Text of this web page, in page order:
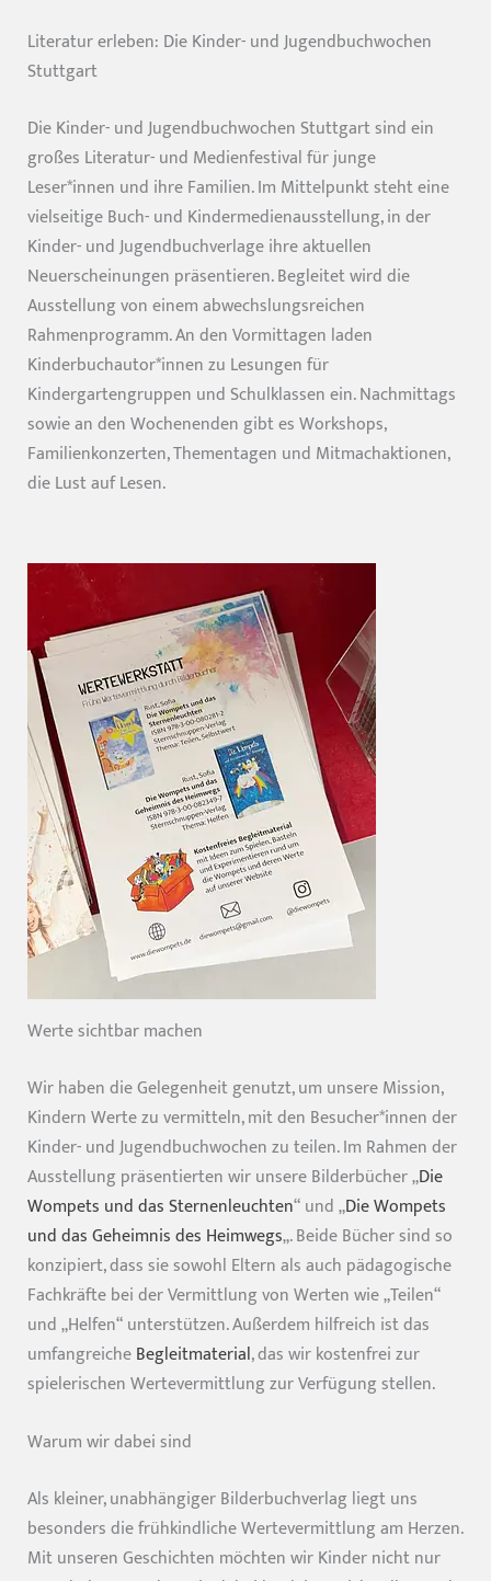
Literatur erleben: Die Kinder- und Jugendbuchwochen
Stuttgart
Die Kinder- und Jugendbuchwochen Stuttgart sind ein
großes Literatur- und Medienfestival für junge
Leser*innen und ihre Familien. Im Mittelpunkt steht eine
vielseitige Buch- und Kindermedienausstellung, in der
Kinder- und Jugendbuchverlage ihre aktuellen
Neuerscheinungen präsentieren. Begleitet wird die
Ausstellung von einem abwechslungsreichen
Rahmenprogramm. An den Vormittagen laden
Kinderbuchautor*innen zu Lesungen für
Kindergartengruppen und Schulklassen ein. Nachmittags
sowie an den Wochenenden gibt es Workshops,
Familienkonzerten, Thementagen und Mitmachaktionen,
die Lust auf Lesen.
Werte sichtbar machen
Wir haben die Gelegenheit genutzt, um unsere Mission,
Kindern Werte zu vermitteln, mit den Besucher*innen der
Kinder- und Jugendbuchwochen zu teilen. Im Rahmen der
Ausstellung präsentierten wir unsere Bilderbücher „Die
Wompets und das Sternenleuchten“ und „Die Wompets
und das Geheimnis des Heimwegs„. Beide Bücher sind so
konzipiert, dass sie sowohl Eltern als auch pädagogische
Fachkräfte bei der Vermittlung von Werten wie „Teilen“
und „Helfen“ unterstützen. Außerdem hilfreich ist das
umfangreicheBegleitmaterial, das wir kostenfrei zur
spielerischen Wertevermittlung zur Verfügung stellen.
Warum wir dabei sind
Als kleiner, unabhängiger Bilderbuchverlag liegt uns
besonders die frühkindliche Wertevermittlung am Herzen.
Mit unseren Geschichten möchten wir Kinder nicht nur